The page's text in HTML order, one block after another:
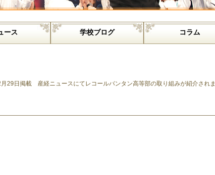
ース 学校ブログ コラム
月29日掲載 産経ニュースにてレコールバンタン高等部の取り組みが紹介されま